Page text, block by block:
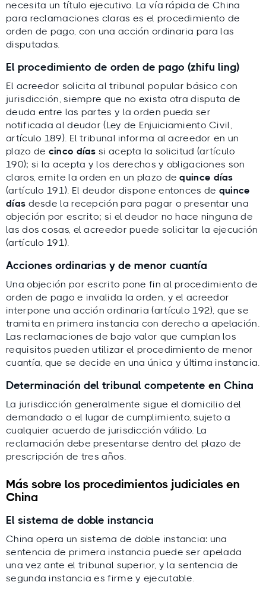
necesita un título ejecutivo. La vía rápida de China
para reclamaciones claras es el procedimiento de
orden de pago, con una acción ordinaria para las
disputadas.
El procedimiento de orden de pago (zhifu ling)
El acreedor solicita al tribunal popular básico con
jurisdicción, siempre que no exista otra disputa de
deuda entre las partes y la orden pueda ser
notificada al deudor (Ley de Enjuiciamiento Civil,
artículo 189). El tribunal informa al acreedor en un
plazo de cinco días si acepta la solicitud (artículo
190); si la acepta y los derechos y obligaciones son
claros, emite la orden en un plazo dequince días
(artículo 191). El deudor dispone entonces de quince
días desde la recepción para pagar o presentar una
objeción por escrito; si el deudor no hace ninguna de
las dos cosas, el acreedor puede solicitar la ejecución
(artículo 191).
Acciones ordinarias y de menor cuantía
Una objeción por escrito pone fin al procedimiento de
orden de pago e invalida la orden, y el acreedor
interpone una acción ordinaria (artículo 192), que se
tramita en primera instancia con derecho a apelación.
Las reclamaciones de bajo valor que cumplan los
requisitos pueden utilizar el procedimiento de menor
cuantía, que se decide en una única y última instancia.
Determinación del tribunal competente en China
La jurisdicción generalmente sigue el domicilio del
demandado o el lugar de cumplimiento, sujeto a
cualquier acuerdo de jurisdicción válido. La
reclamación debe presentarse dentro del plazo de
prescripción de tres años.
Más sobre los procedimientos judiciales en
China
El sistema de doble instancia
China opera un sistema de doble instancia: una
sentencia de primera instancia puede ser apelada
una vez ante el tribunal superior, y la sentencia de
segunda instancia es firme y ejecutable.